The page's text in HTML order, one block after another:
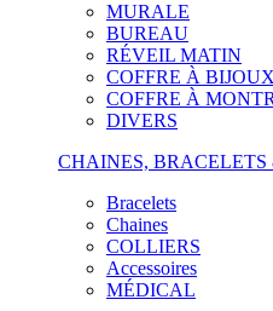
MURALE
BUREAU
RÉVEIL MATIN
COFFRE À BIJOUX
COFFRE À
DIVERS
CHAINES, BRACELETS
Bracelets
Chaines
COLLIERS
Accessoires
MÉDICAL